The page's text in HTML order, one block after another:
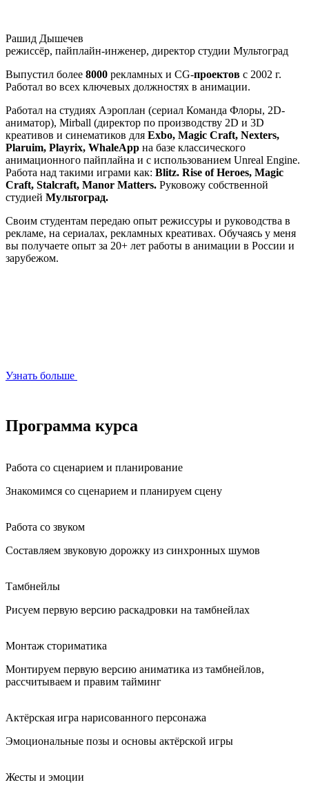
Рашид Дышечев
режиссёр, пайплайн-инженер, директор студии Мультоград
Выпустил более 8000 рекламных и CG-проектов с 2002 г.
Работал во всех ключевых должностях в анимации.
Работал на студиях Аэроплан (сериал Команда Флоры, 2D-
аниматор), Mirball (директор по производству 2D и 3D
креативов и синематиков для Exbo, Magic Craft, Nexters,
Plaruim, Playrix, WhaleApp на базе классического
анимационного пайплайна и с использованием Unreal Engine.
Работа над такими играми как: Blitz. Rise of Heroes, Magic
Craft, Stalcraft, Manor Matters. Руковожу собственной
студией Мультоград.
Своим студентам передаю опыт режиссуры и руководства в
рекламе, на сериалах, рекламных креативах. Обучаясь у меня
вы получаете опыт за 20+ лет работы в анимации в России и
зарубежом.
Узнать больше
Программа курса
Работа со сценарием и планирование
Знакомимся со сценарием и планируем сцену
Работа со звуком
Составляем звуковую дорожку из синхронных шумов
Тамбнейлы
Рисуем первую версию раскадровки на тамбнейлах
Монтаж сториматика
Монтируем первую версию аниматика из тамбнейлов,
рассчитываем и правим тайминг
Актёрская игра нарисованного персонажа
Эмоциональные позы и основы актёрской игры
Жесты и эмоции